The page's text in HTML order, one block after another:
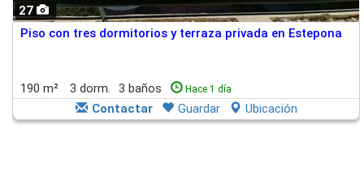
27
Piso con tres dormitorios y terraza privada en Estepona
190 m² 3 dorm. 3 baños Hace 1 día
Contactar Guardar Ubicación